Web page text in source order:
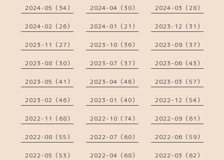
2024-05（34） 2024-04（30） 2024-03（28）
2024-02（26） 2024-01（21） 2023-12（31）
2023-11（27） 2023-10（36） 2023-09（37）
2023-08（30） 2023-07（37） 2023-06（43）
2023-05（41） 2023-04（46） 2023-03（57）
2023-02（46） 2023-01（40） 2022-12（54）
2022-11（68） 2022-10（74） 2022-09（61）
2022-08（55） 2022-07（60） 2022-06（59）
2022-05（53） 2022-04（68） 2022-03（62）